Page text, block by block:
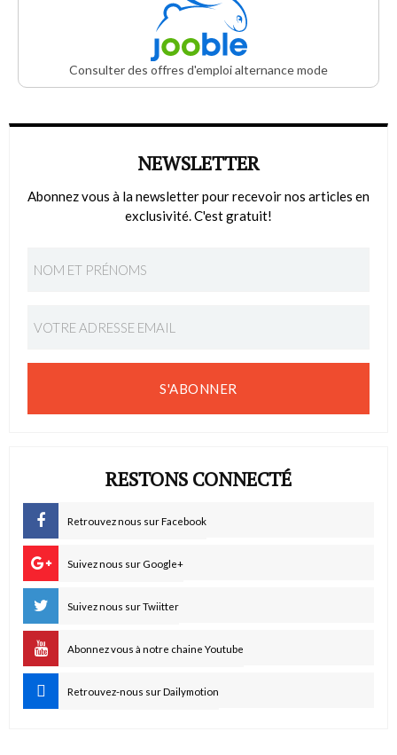
Consulter des offres d'emploi alternance mode
NEWSLETTER
Abonnez vous à la newsletter pour recevoir nos articles en
exclusivité. C'est gratuit!
S'ABONNER
RESTONS CONNECTÉ
Retrouvez nous sur Facebook
Suivez nous sur Google+
Suivez nous sur Twiitter
Abonnez vous à notre chaine Youtube
Retrouvez-nous sur Dailymotion